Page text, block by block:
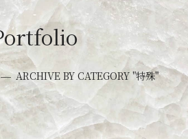
ARCHIVE BY CATEGORY "特殊"